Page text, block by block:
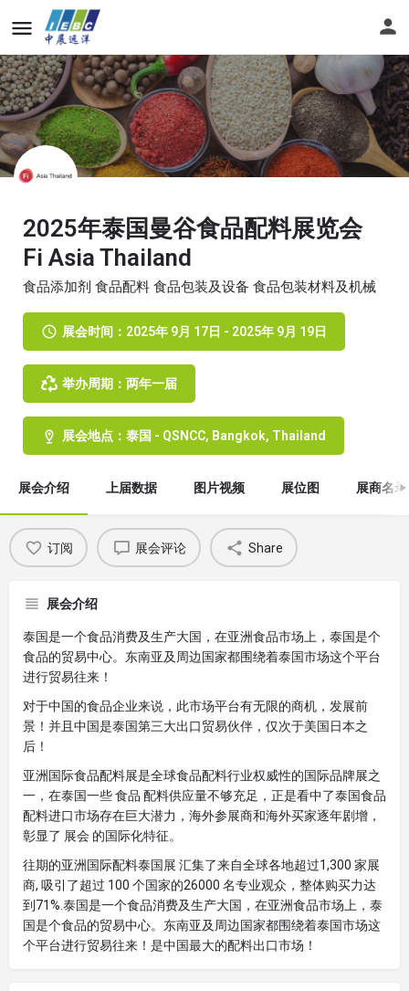
2025年泰国曼谷食品配料展览会
Fi Asia Thailand
食品添加剂 食品配料 食品包装及设备 食品包装材料及机械
展会时间：2025年 9月 17日 - 2025年 9月 19日
举办周期：两年一届
展会地点：泰国 - QSNCC, Bangkok, Thailand
展会介绍 上届数据 图片视频 展位图 展商名录
订阅 展会评论 Share
展会介绍
泰国是一个食品消费及生产大国，在亚洲食品市场上，泰国是个
食品的贸易中心。东南亚及周边国家都围绕着泰国市场这个平台
进行贸易往来！
对于中国的食品企业来说，此市场平台有无限的商机，发展前
景！并且中国是泰国第三大出口贸易伙伴，仅次于美国日本之
后！
亚洲国际食品配料展是全球食品配料行业权威性的国际品牌展之
一，在泰国一些 食品 配料供应量不够充足，正是看中了泰国食品
配料进口市场存在巨大潜力，海外参展商和海外买家逐年剧增，
彰显了 展会 的国际化特征。
往期的亚洲国际配料泰国展 汇集了来自全球各地超过1,300 家展
商, 吸引了超过 100 个国家的26000 名专业观众，整体购买力达
到71%.泰国是一个食品消费及生产大国，在亚洲食品市场上，泰
国是个食品的贸易中心。东南亚及周边国家都围绕着泰国市场这
个平台进行贸易往来！是中国最大的配料出口市场！